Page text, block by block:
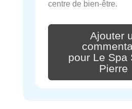
centre de bien-être.
Ajouter
pour Le Spa
Pierre